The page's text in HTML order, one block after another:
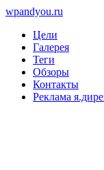
wpandyou.ru
Цели
Галерея
Теги
Обзоры
Контакты
Реклама